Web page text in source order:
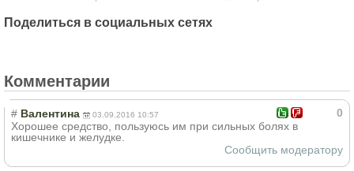
Поделиться в социальных сетях
Комментарии
0
# Валентина 03.09.2016 10:57
Хорошее средство, пользуюсь им при сильных болях в
кишечнике и желудке.
Сообщить модератору